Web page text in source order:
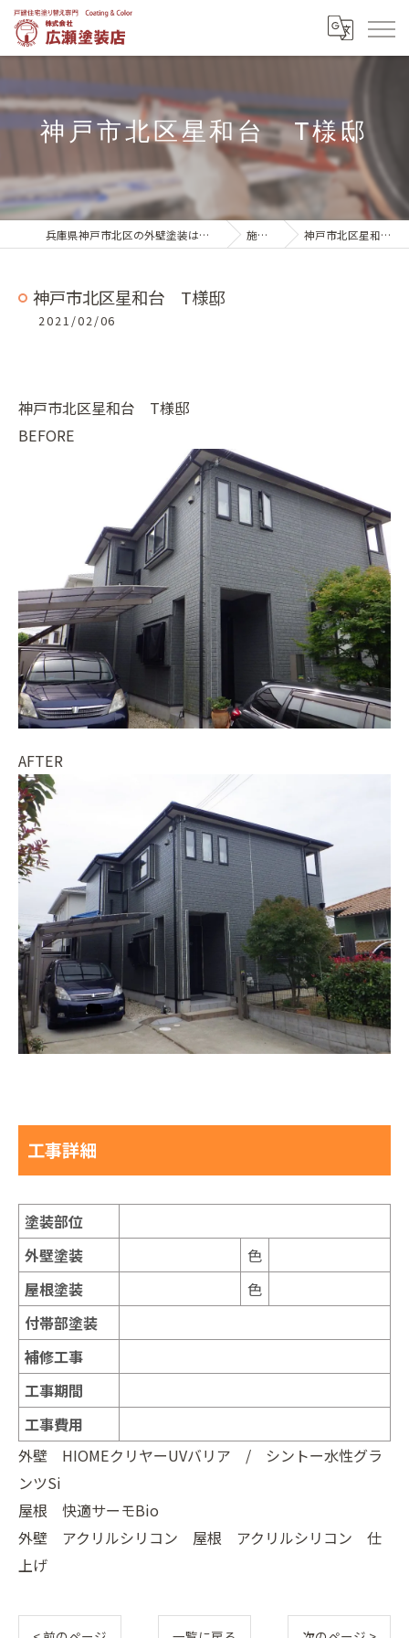
神戸市北区星和台 T様邸
兵庫県神戸市北区の外壁塗装は株式会社広瀬塗装店 施工実績 神戸市北区星和台 T様邸
神戸市北区星和台 T様邸
2021/02/06
神戸市北区星和台 T様邸
BEFORE
AFTER
工事詳細
塗装部位
外壁塗装
色
屋根塗装
色
付帯部塗装
補修工事
工事期間
工事費用
外壁 HIOMEクリヤーUVバリア / シントー水性グラ
ンツSi
屋根 快適サーモBio
外壁 アクリルシリコン 屋根 アクリルシリコン 仕
上げ